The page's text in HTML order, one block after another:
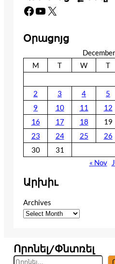
Facebook YouTube X
Օրացոյց
M
T W T
2
3 4 5
9
10 11 12
16
17 18 19
23
24 25 26
30
31
« Nov
Արխիւ
Archives
Որոնել/Փնտռել
S